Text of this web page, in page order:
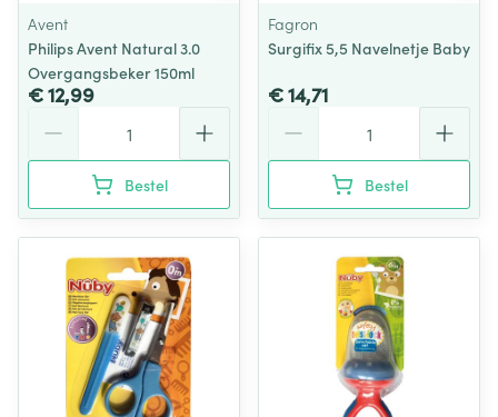
Avent
Philips Avent Natural 3.0
Overgangsbeker 150ml
€ 12,99
Bestel
Fagron
Surgifix 5,5 Navelnetje Baby
€ 14,71
Bestel